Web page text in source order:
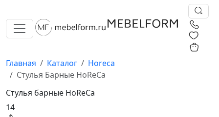
Главная Каталог
Horeca
Стулья Барные HoReCa
Стулья барные HoReCa
14